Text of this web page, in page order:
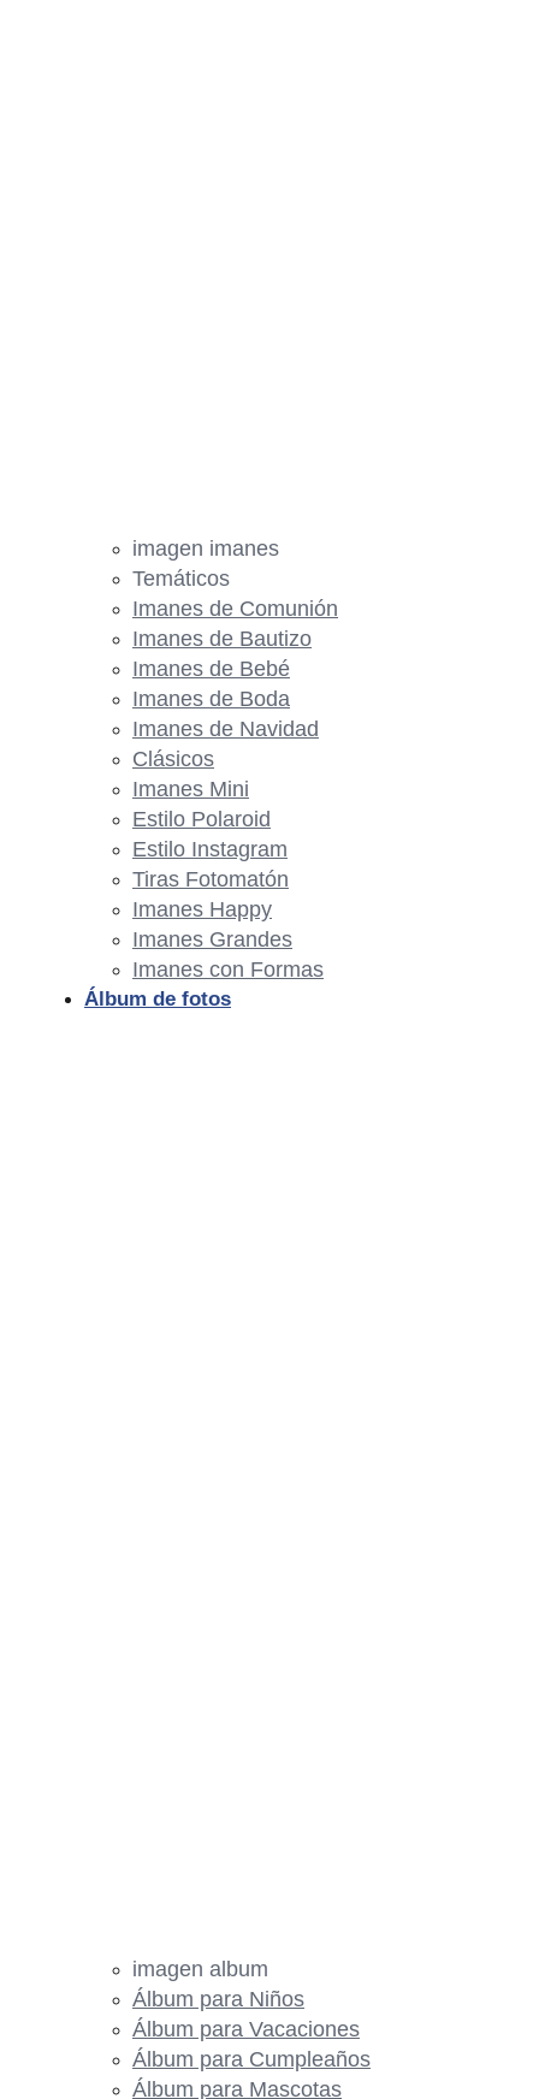
imagen imanes
Temáticos
Imanes de Comunión
Imanes de Bautizo
Imanes de Bebé
Imanes de Boda
Imanes de Navidad
Clásicos
Imanes Mini
Estilo Polaroid
Estilo Instagram
Tiras Fotomatón
Imanes Happy
Imanes Grandes
Imanes con Formas
Álbum de fotos
imagen album
Álbum para Niños
Álbum para Vacaciones
Álbum para Cumpleaños
Álbum para Mascotas